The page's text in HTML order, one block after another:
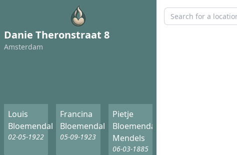
Danie Theronstraat 8
Amsterdam
Louis
Bloemendal
02-05-1922
Francina
Bloemendal
05-09-1923
Pietje
Bloemendal-
Mendels
06-03-1885